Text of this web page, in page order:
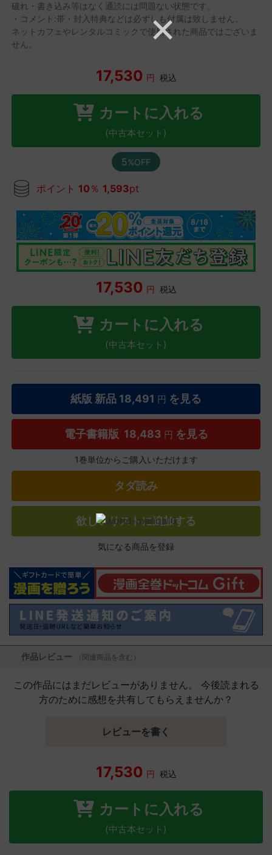
破れ・書き込み等はなく通読には問題ない状態です。
・コメント:帯・封入特典などは必ずしも付属は致しません。
ネットカフェやレンタルコミックで使用された商品ではございま
せん。
17,530 円 税込
カートに入れる
(中古本セット)
5%OFF
ポイント 10 ％ 1,593pt
17,530 円 税込
カートに入れる
(中古本セット)
紙版 新品 18,491 円 を見る
電子書籍版 18,483 円 を見る
1巻単位からご購入いただけます
タダ読み
欲しいリストに追加する
気になる商品を登録
作品レビュー （関連商品を含む）
この作品にはまだレビューがありません。 今後読まれる
方のために感想を共有してもらえませんか？
レビューを書く
17,530 円 税込
カートに入れる
(中古本セット)